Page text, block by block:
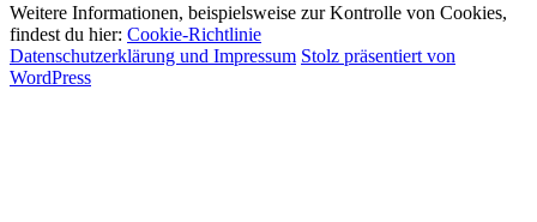
Weitere Informationen, beispielsweise zur Kontrolle von Cookies,
findest du hier: Cookie-Richtlinie
Datenschutzerklärung und Impressum Stolz präsentiert von
WordPress